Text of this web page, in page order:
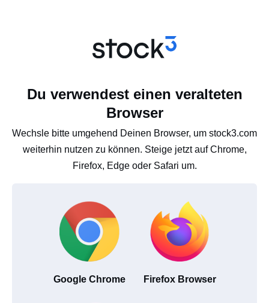
Du verwendest einen veralteten
Browser
Wechsle bitte umgehend Deinen Browser, um stock3.com
weiterhin nutzen zu können. Steige jetzt auf Chrome,
Firefox, Edge oder Safari um.
Google Chrome Firefox Browser